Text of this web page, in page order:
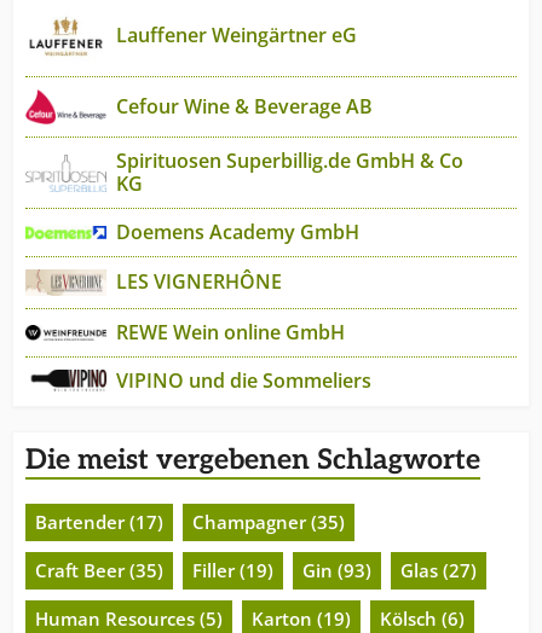
Lauffener Weingärtner eG
Cefour Wine & Beverage AB
Spirituosen Superbillig.de GmbH & Co
KG
Doemens Academy GmbH
LES VIGNERHÔNE
REWE Wein online GmbH
VIPINO und die Sommeliers
Die meist vergebenen Schlagworte
Bartender (17)
Champagner (35)
Craft Beer (35)
Filler (19) Gin (93)
Glas (27)
Human Resources (5)
Karton (19)
Kölsch (6)